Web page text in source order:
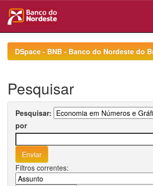
navigationDSpace - BNB - Banco do Nordeste do
Pesquisar
Pesquisar:
por
Filtros correntes: